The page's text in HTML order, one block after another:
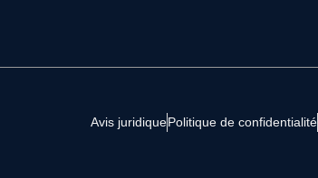
Avis juridiquePolitique de confidentialité